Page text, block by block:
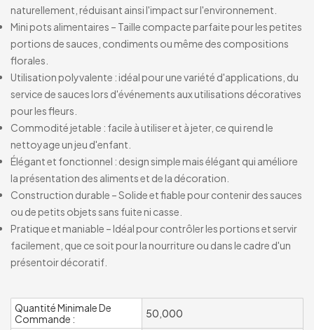
naturellement, réduisant ainsi l'impact sur l'environnement.
Mini pots alimentaires – Taille compacte parfaite pour les petites
portions de sauces, condiments ou même des compositions
florales.
Utilisation polyvalente : idéal pour une variété d'applications, du
service de sauces lors d'événements aux utilisations décoratives
pour les fleurs.
Commodité jetable : facile à utiliser et à jeter, ce qui rend le
nettoyage un jeu d'enfant.
Élégant et fonctionnel : design simple mais élégant qui améliore
la présentation des aliments et de la décoration.
Construction durable – Solide et fiable pour contenir des sauces
ou de petits objets sans fuite ni casse.
Pratique et maniable – Idéal pour contrôler les portions et servir
facilement, que ce soit pour la nourriture ou dans le cadre d'un
présentoir décoratif.
Quantité Minimale De
Commande :
50,000